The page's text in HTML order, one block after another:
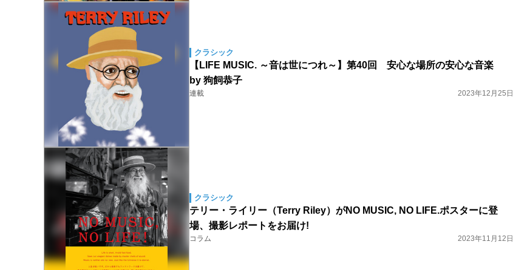
クラシック
【LIFE MUSIC. ～音は世につれ～】第40回 安心な場所の安心な音楽
by 狗飼恭子
連載 2023年12月25日
クラシック
テリー・ライリー（Terry Riley）がNO MUSIC, NO LIFE.ポスターに登
場、撮影レポートをお届け!
コラム 2023年11月12日